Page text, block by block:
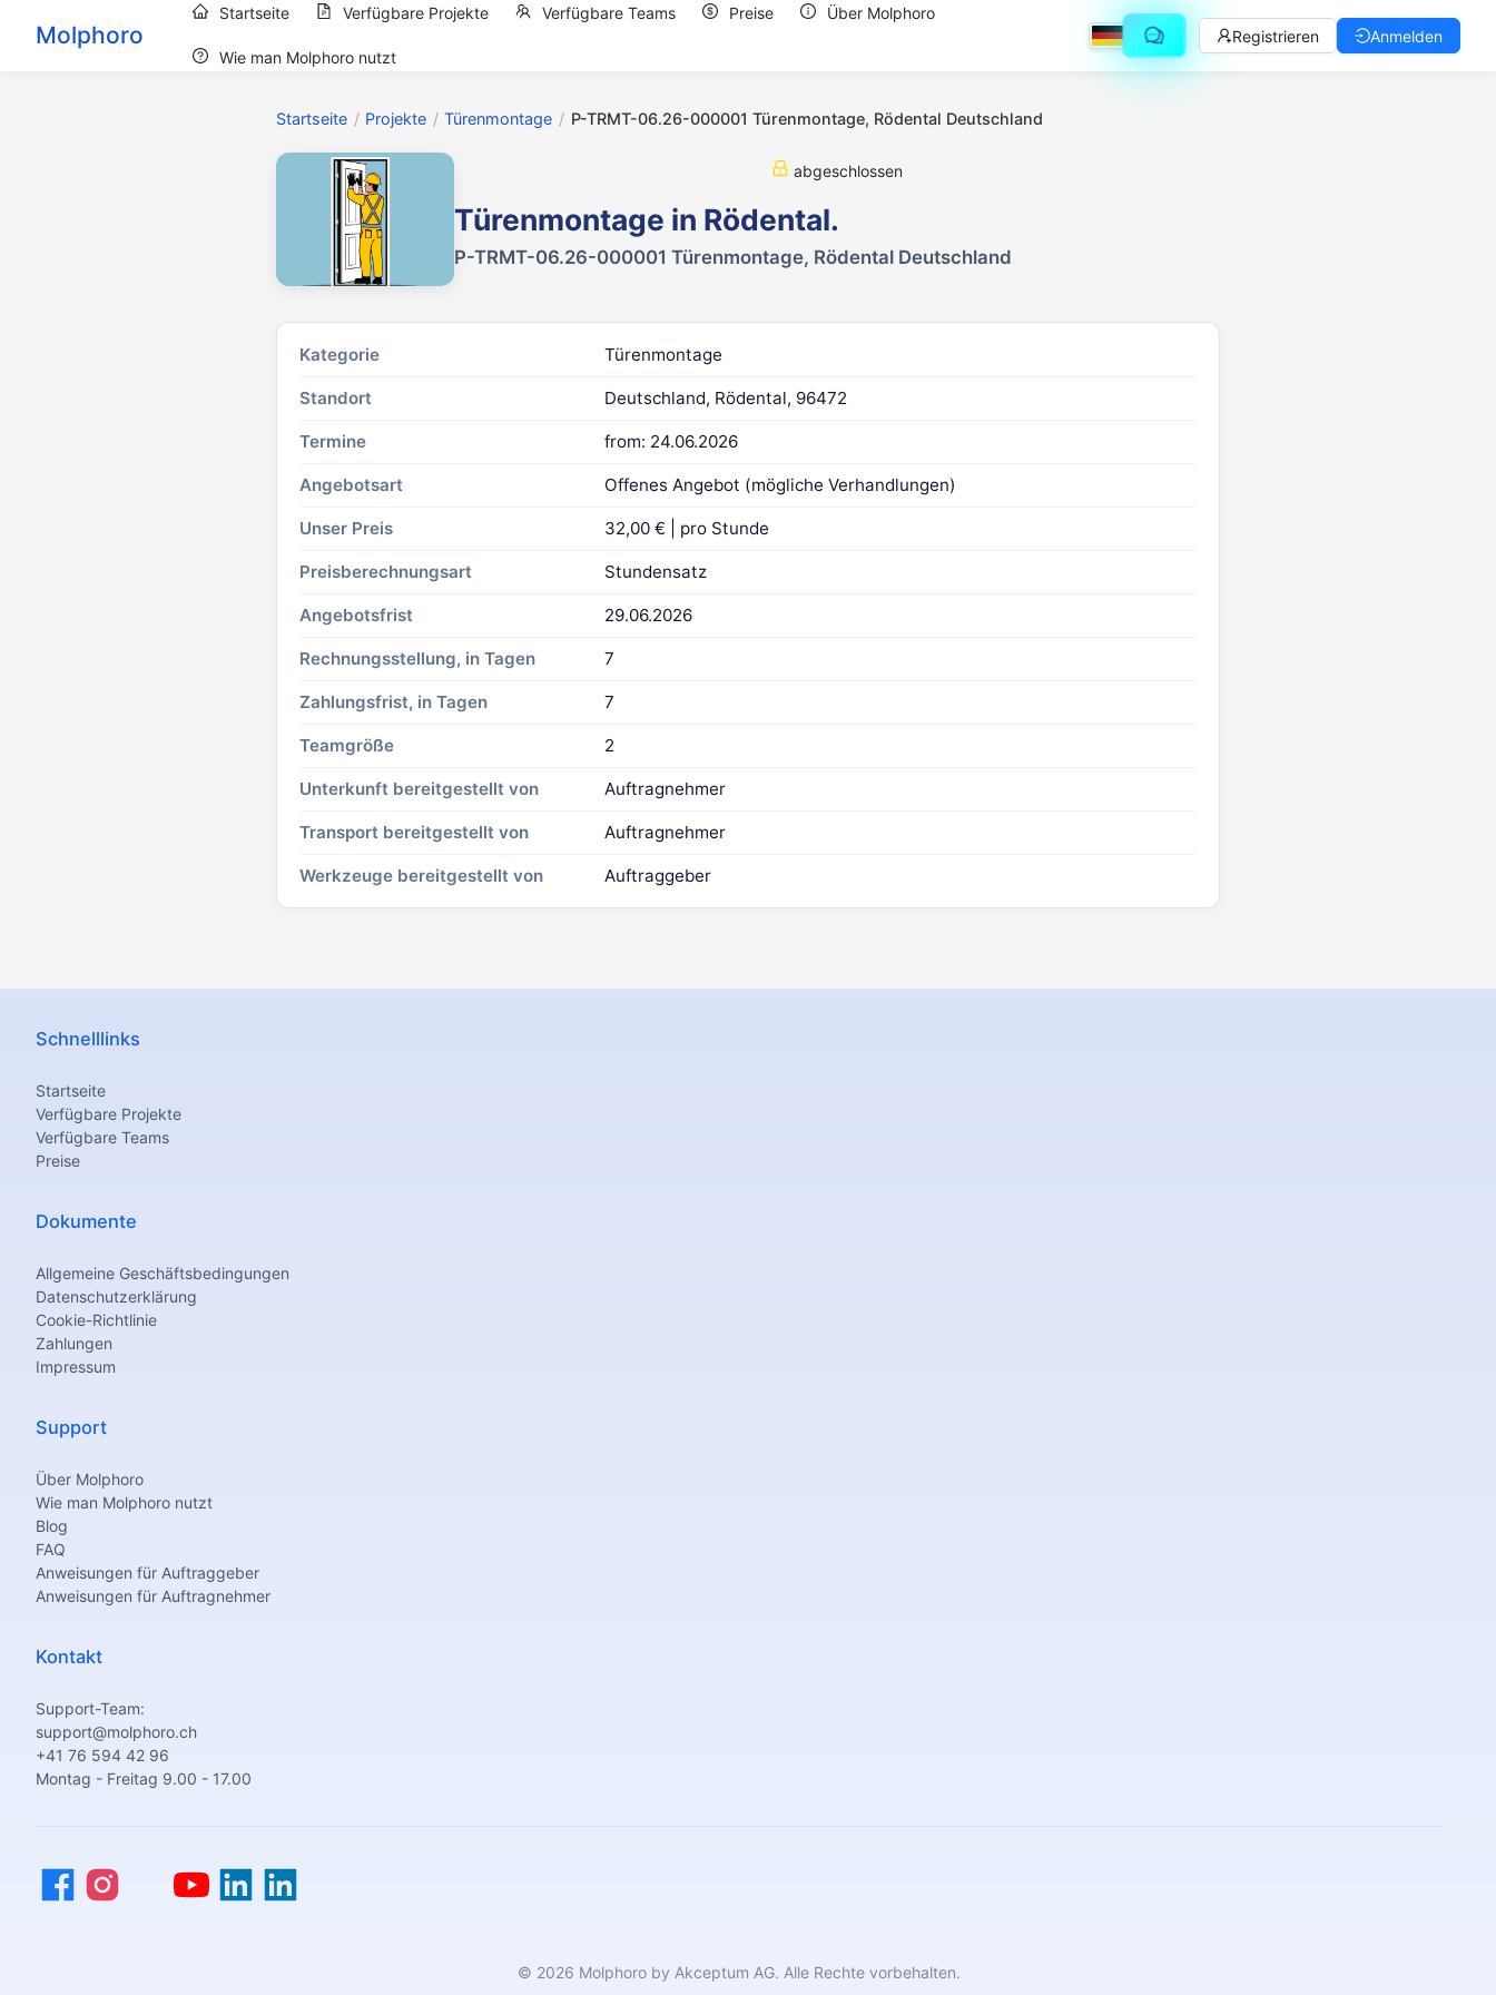
Molphoro
Startseite Verfügbare Projekte Verfügbare Teams Preise Über Molphoro
Wie man Molphoro nutzt
Registrieren Anmelden
Startseite / Projekte / Türenmontage / P-TRMT-06.26-000001 Türenmontage, Rödental Deutschland
abgeschlossen
Türenmontage in Rödental.
P-TRMT-06.26-000001 Türenmontage, Rödental Deutschland
Kategorie Türenmontage
Standort Deutschland, Rödental, 96472
Termine from: 24.06.2026
Angebotsart Offenes Angebot (mögliche Verhandlungen)
Unser Preis 32,00 € | pro Stunde
Preisberechnungsart Stundensatz
Angebotsfrist 29.06.2026
Rechnungsstellung, in Tagen 7
Zahlungsfrist, in Tagen 7
Teamgröße 2
Unterkunft bereitgestellt von Auftragnehmer
Transport bereitgestellt von Auftragnehmer
Werkzeuge bereitgestellt von Auftraggeber
Schnelllinks
Startseite
Verfügbare Projekte
Verfügbare Teams
Preise
Dokumente
Allgemeine Geschäftsbedingungen
Datenschutzerklärung
Cookie-Richtlinie
Zahlungen
Impressum
Support
Über Molphoro
Wie man Molphoro nutzt
Blog
FAQ
Anweisungen für Auftraggeber
Anweisungen für Auftragnehmer
Kontakt
Support-Team:
support@molphoro.ch
+41 76 594 42 96
Montag - Freitag 9.00 - 17.00
© 2026 Molphoro by Akceptum AG. Alle Rechte vorbehalten.